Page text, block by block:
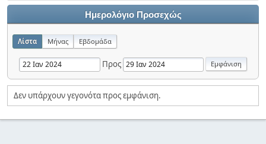
Ημερολόγιο Προσεχώς
Λίστα Μήνας Εβδομάδα
Προς
Δεν υπάρχουν γεγονότα προς εμφάνιση.